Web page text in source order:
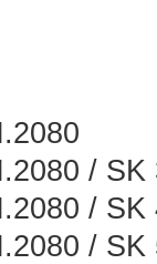
/ SK
/ SK
/ SK